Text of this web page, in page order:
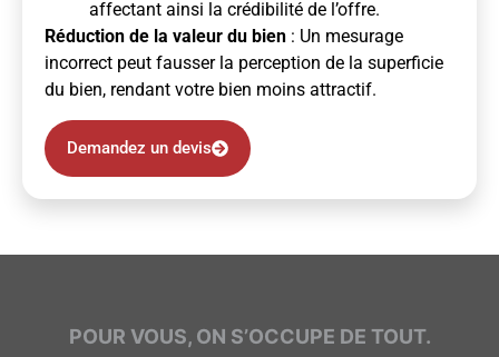
affectant ainsi la crédibilité de l’offre.
Réduction de la valeur du bien : Un mesurage
incorrect peut fausser la perception de la superficie
du bien, rendant votre bien moins attractif.
Demandez un devis
POUR VOUS, ON S’OCCUPE DE TOUT.